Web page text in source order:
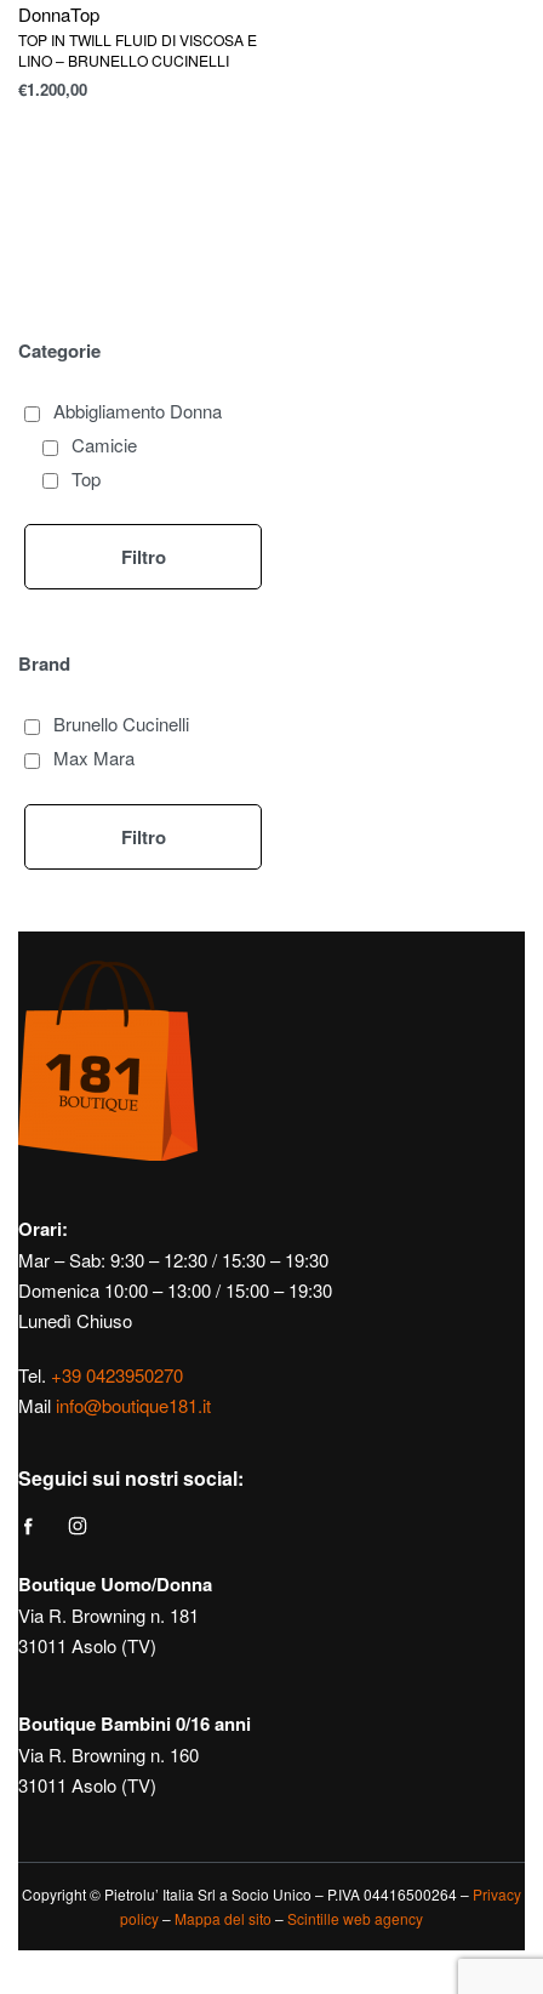
DonnaTop
TOP IN TWILL FLUID DI VISCOSA E
LINO – BRUNELLO CUCINELLI
€1.200,00
Categorie
Abbigliamento Donna
Camicie
Top
Filtro
Brand
Brunello Cucinelli
Max Mara
Filtro
Orari:
Mar – Sab: 9:30 – 12:30 / 15:30 – 19:30
Domenica 10:00 – 13:00 / 15:00 – 19:30
Lunedì Chiuso
Tel. +39 0423950270
Mail info@boutique181.it
Seguici sui nostri social:
Boutique Uomo/Donna
Via R. Browning n. 181
31011 Asolo (TV)
Boutique Bambini 0/16 anni
Via R. Browning n. 160
31011 Asolo (TV)
Copyright © Pietrolu’ Italia Srl a Socio Unico – P.IVA 04416500264 – Privacy
policy– Mappa del sito –Scintille web agency